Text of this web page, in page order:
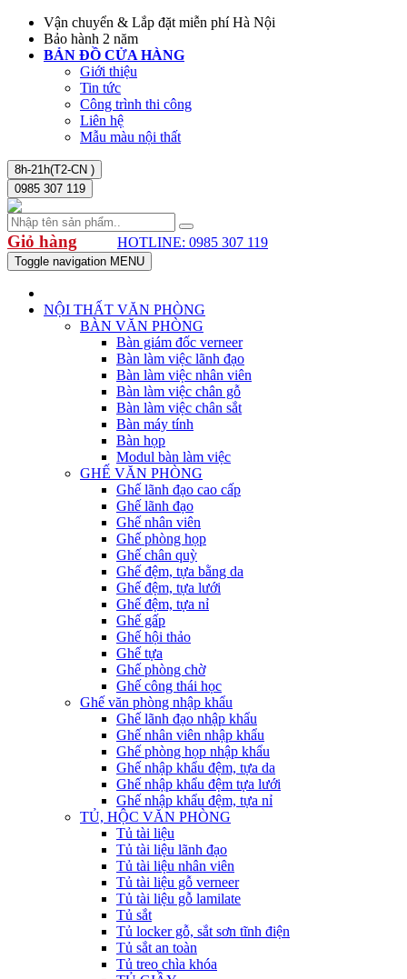
Vận chuyển & Lắp đặt miễn phí Hà Nội
Bảo hành 2 năm
BẢN ĐỒ CỬA HÀNG
Giới thiệu
Tin tức
Công trình thi công
Liên hệ
Mẫu màu nội thất
8h-21h(T2-CN )
0985 307 119
Giỏ hàng HOTLINE: 0985 307 119
Toggle navigation MENU
NỘI THẤT VĂN PHÒNG
BÀN VĂN PHÒNG
Bàn giám đốc verneer
Bàn làm việc lãnh đạo
Bàn làm việc nhân viên
Bàn làm việc chân gỗ
Bàn làm việc chân sắt
Bàn máy tính
Bàn họp
Modul bàn làm việc
GHẾ VĂN PHÒNG
Ghế lãnh đạo cao cấp
Ghế lãnh đạo
Ghế nhân viên
Ghế phòng họp
Ghế chân quỳ
Ghế đệm, tựa bằng da
Ghế đệm, tựa lưới
Ghế đệm, tựa nỉ
Ghế gấp
Ghế hội thảo
Ghế tựa
Ghế phòng chờ
Ghế công thái học
Ghế văn phòng nhập khẩu
Ghế lãnh đạo nhập khẩu
Ghế nhân viên nhập khẩu
Ghế phòng họp nhập khẩu
Ghế nhập khẩu đệm, tựa da
Ghế nhập khẩu đệm tựa lưới
Ghế nhập khẩu đệm, tựa nỉ
TỦ, HỘC VĂN PHÒNG
Tủ tài liệu
Tủ tài liệu lãnh đạo
Tủ tài liệu nhân viên
Tủ tài liệu gỗ verneer
Tủ tài liệu gỗ lamilate
Tủ sắt
Tủ locker gỗ, sắt sơn tĩnh điện
Tủ sắt an toàn
Tủ treo chìa khóa